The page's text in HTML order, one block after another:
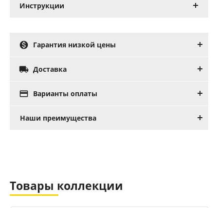
Инструкции
 Гарантия низкой цены
 Доставка
 Варианты оплаты
Наши преимущества
Товары коллекции